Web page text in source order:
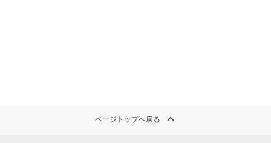
ページトップへ戻る